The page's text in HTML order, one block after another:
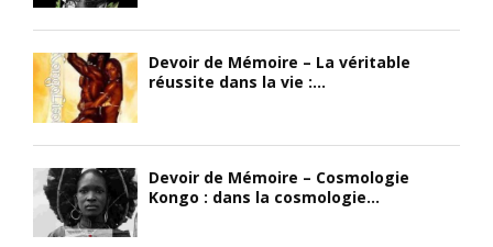
Devoir de Mémoire – La véritable
réussite dans la vie :...
Devoir de Mémoire – Cosmologie
Kongo : dans la cosmologie...